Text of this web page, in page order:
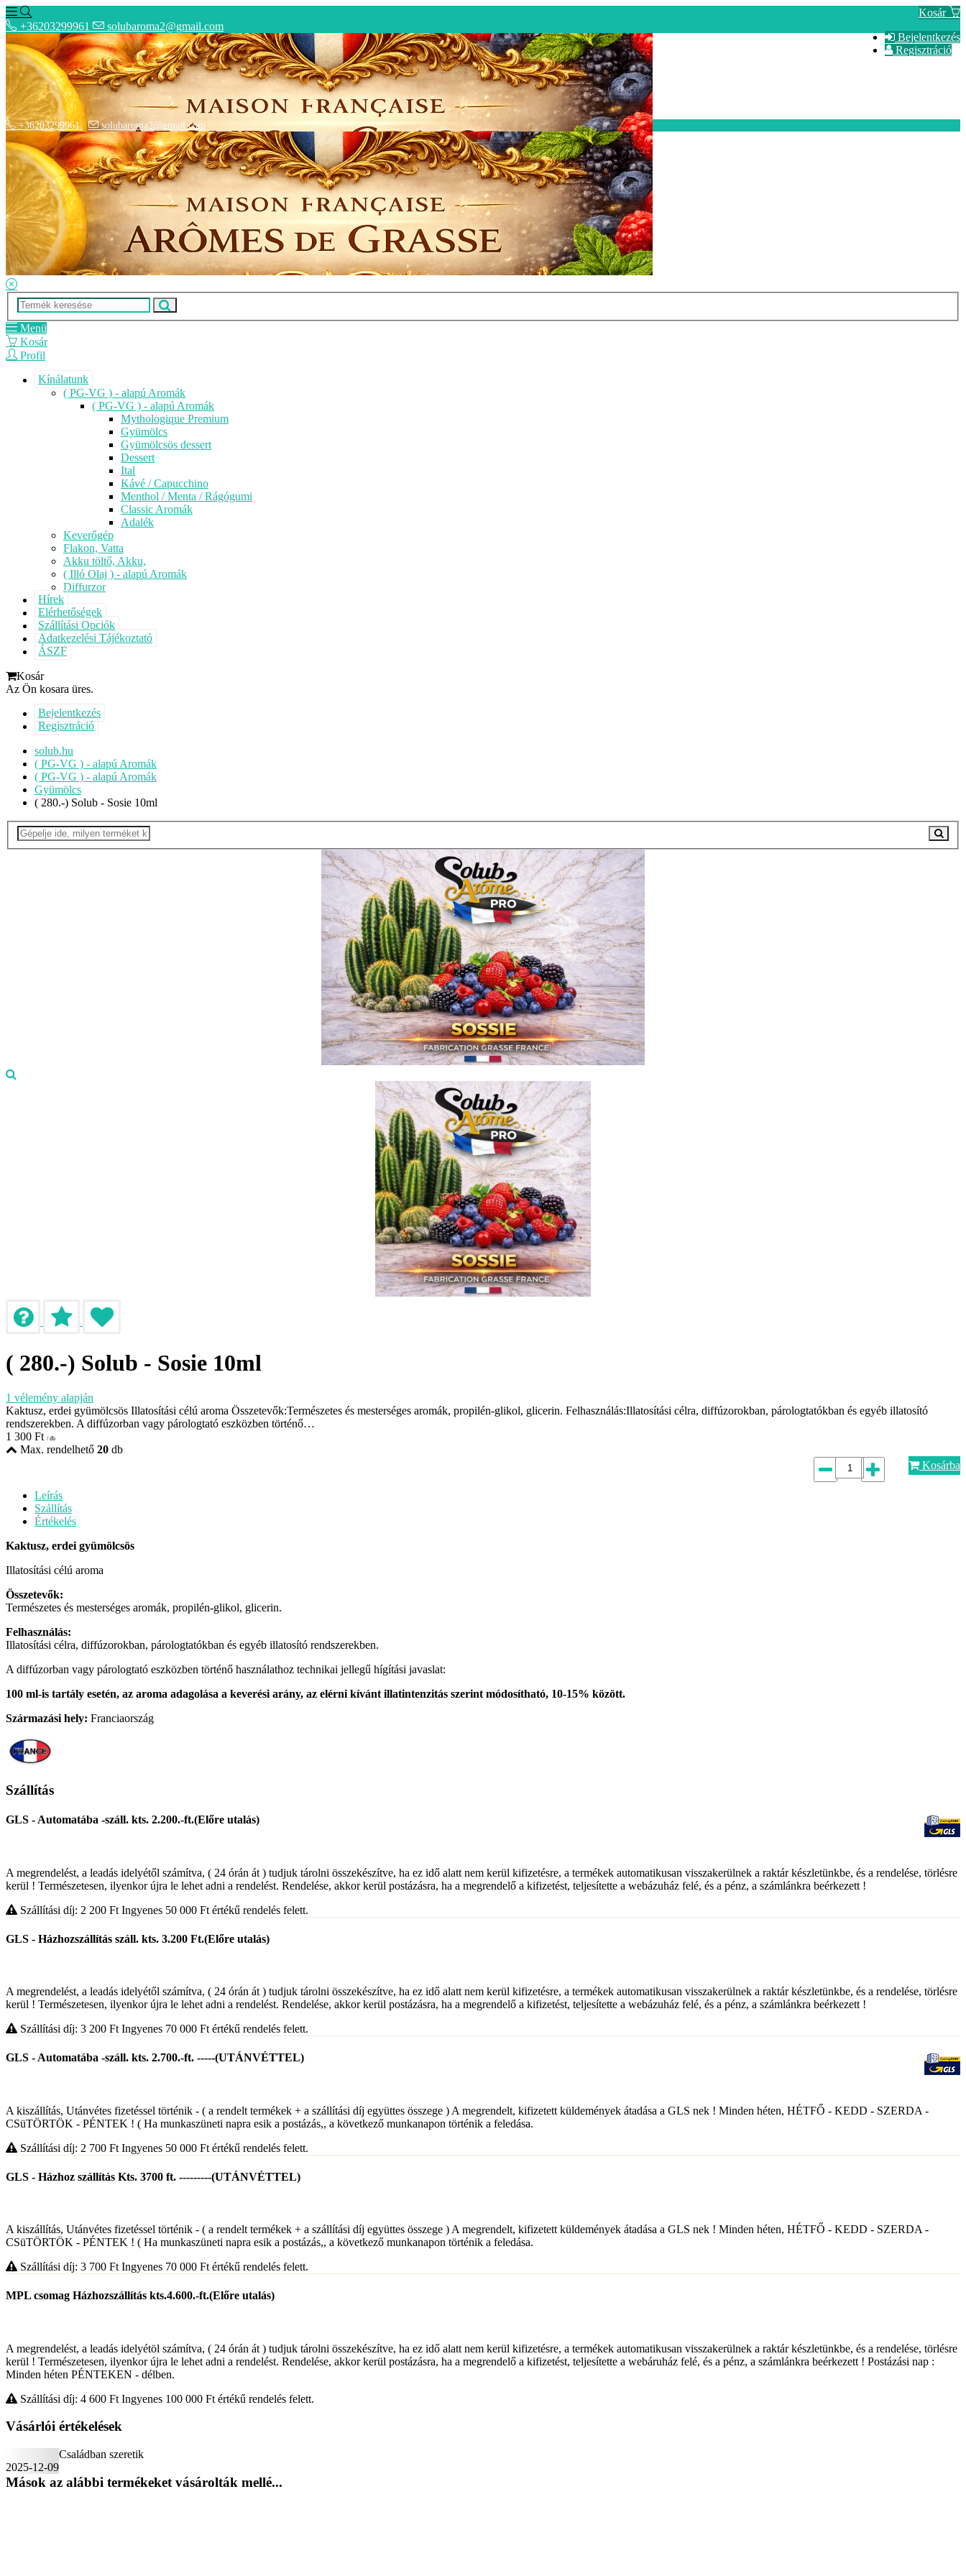
Kosár
Bejelentkezés
Regisztráció
+36203299961 solubaroma2@gmail.com
Hírek
Elérhetőségek
Szállítási Opciók
Adatkezelési Tájékoztató
ÁSZF
+36203299961 solubaroma2@gmail.com
Menü
Kosár
Profil
Kínálatunk
( PG-VG ) - alapú Aromák
( PG-VG ) - alapú Aromák
Mythologique Premium
Gyümölcs
Gyümölcsös dessert
Dessert
Ital
Kávé / Capucchino
Menthol / Menta / Rágógumi
Classic Aromák
Adalék
Keverőgép
Flakon, Vatta
Akku töltő, Akku,
( Illó Olaj ) - alapú Aromák
Diffurzor
Hírek
Elérhetőségek
Szállítási Opciók
Adatkezelési Tájékoztató
ÁSZF
Kosár
Az Ön kosara üres.
Bejelentkezés
Regisztráció
solub.hu
( PG-VG ) - alapú Aromák
( PG-VG ) - alapú Aromák
Gyümölcs
( 280.-) Solub - Sosie 10ml
( 280.-) Solub - Sosie 10ml
1 vélemény alapján
Kaktusz, erdei gyümölcsös Illatosítási célú aroma Összetevők:Természetes és mesterséges aromák, propilén-glikol, glicerin. Felhasználás:Illatosítási célra, diffúzorokban, párologtatókban és egyéb illatosító
rendszerekben. A diffúzorban vagy párologtató eszközben történő…
1 300 Ft / db
Max. rendelhető 20 db
Kosárba
Leírás
Szállítás
Értékelés
Kaktusz, erdei gyümölcsös
Illatosítási célú aroma
Összetevők:
Természetes és mesterséges aromák, propilén-glikol, glicerin.
Felhasználás:
Illatosítási célra, diffúzorokban, párologtatókban és egyéb illatosító rendszerekben.
A diffúzorban vagy párologtató eszközben történő használathoz technikai jellegű hígítási javaslat:
100 ml-is tartály esetén, az aroma adagolása a keverési arány, az elérni kívánt illatintenzitás szerint módosítható, 10-15% között.
Származási hely: Franciaország
Szállítás
GLS - Automatába -száll. kts. 2.200.-ft.(Előre utalás)
A megrendelést, a leadás idelyétől számítva, ( 24 órán át ) tudjuk tárolni összekészítve, ha ez idő alatt nem kerül kifizetésre, a termékek automatikusan visszakerülnek a raktár készletünkbe, és a rendelése, törlésre
kerül ! Természetesen, ilyenkor újra le lehet adni a rendelést. Rendelése, akkor kerül postázásra, ha a megrendelő a kifizetést, teljesítette a webázuház felé, és a pénz, a számlánkra beérkezett !
Szállítási díj: 2 200 Ft Ingyenes 50 000 Ft értékű rendelés felett.
GLS - Házhozszállítás száll. kts. 3.200 Ft.(Előre utalás)
A megrendelést, a leadás idelyétől számítva, ( 24 órán át ) tudjuk tárolni összekészítve, ha ez idő alatt nem kerül kifizetésre, a termékek automatikusan visszakerülnek a raktár készletünkbe, és a rendelése, törlésre
kerül ! Természetesen, ilyenkor újra le lehet adni a rendelést. Rendelése, akkor kerül postázásra, ha a megrendelő a kifizetést, teljesítette a webázuház felé, és a pénz, a számlánkra beérkezett !
Szállítási díj: 3 200 Ft Ingyenes 70 000 Ft értékű rendelés felett.
GLS - Automatába -száll. kts. 2.700.-ft. -----(UTÁNVÉTTEL)
A kiszállítás, Utánvétes fizetéssel történik - ( a rendelt termékek + a szállítási díj együttes összege ) A megrendelt, kifizetett küldemények átadása a GLS nek ! Minden héten, HÉTFŐ - KEDD - SZERDA -
CSüTÖRTÖK - PÉNTEK ! ( Ha munkaszüneti napra esik a postázás,, a következő munkanapon történik a feledása.
Szállítási díj: 2 700 Ft Ingyenes 50 000 Ft értékű rendelés felett.
GLS - Házhoz szállítás Kts. 3700 ft. ---------(UTÁNVÉTTEL)
A kiszállítás, Utánvétes fizetéssel történik - ( a rendelt termékek + a szállítási díj együttes összege ) A megrendelt, kifizetett küldemények átadása a GLS nek ! Minden héten, HÉTFŐ - KEDD - SZERDA -
CSüTÖRTÖK - PÉNTEK ! ( Ha munkaszüneti napra esik a postázás,, a következő munkanapon történik a feledása.
Szállítási díj: 3 700 Ft Ingyenes 70 000 Ft értékű rendelés felett.
MPL csomag Házhozszállítás kts.4.600.-ft.(Előre utalás)
A megrendelést, a leadás idelyétöl számítva, ( 24 órán át ) tudjuk tárolni összekészítve, ha ez idő alatt nem kerül kifizetésre, a termékek automatikusan visszakerülnek a raktár készletünkbe, és a rendelése, törlésre
kerül ! Természetesen, ilyenkor újra le lehet adni a rendelést. Rendelése, akkor kerül postázásra, ha a megrendelő a kifizetést, teljesítette a webáruház felé, és a pénz, a számlánkra beérkezett ! Postázási nap :
Minden héten PÉNTEKEN - délben.
Szállítási díj: 4 600 Ft Ingyenes 100 000 Ft értékű rendelés felett.
Vásárlói értékelések
2025-12-09
Családban szeretik
Mások az alábbi termékeket vásárolták mellé...